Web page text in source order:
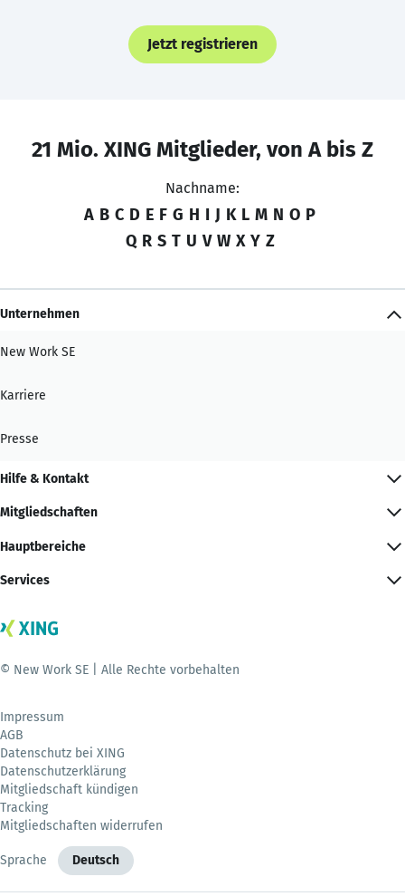
Jetzt registrieren
21 Mio. XING Mitglieder, von A bis Z
Nachname:
A B C D E F G H I J K L M N O P
Q R S T U V W X Y Z
Unternehmen
New Work SE
Karriere
Presse
Hilfe & Kontakt
Mitgliedschaften
Hauptbereiche
Services
© New Work SE | Alle Rechte vorbehalten
Impressum
AGB
Datenschutz bei XING
Datenschutzerklärung
Mitgliedschaft kündigen
Tracking
Mitgliedschaften widerrufen
Sprache Deutsch